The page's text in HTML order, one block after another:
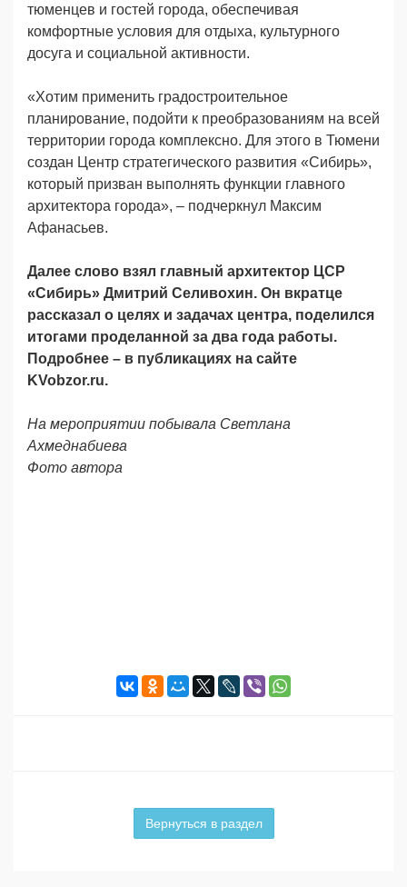
тюменцев и гостей города, обеспечивая
комфортные условия для отдыха, культурного
досуга и социальной активности.
«Хотим применить градостроительное
планирование, подойти к преобразованиям на всей
территории города комплексно. Для этого в Тюмени
создан Центр стратегического развития «Сибирь»,
который призван выполнять функции главного
архитектора города», – подчеркнул Максим
Афанасьев.
Далее слово взял главный архитектор ЦСР
«Сибирь» Дмитрий Селивохин. Он вкратце
рассказал о целях и задачах центра, поделился
итогами проделанной за два года работы.
Подробнее – в публикациях на сайте
KVobzor.ru.
На мероприятии побывала Светлана
Ахмеднабиева
Фото автора
Вернуться в раздел